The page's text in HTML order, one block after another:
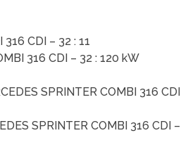
CDI – 32 : 11
316 CDI – 32 : 120 kW
SPRINTER COMBI 316 CDI
SPRINTER COMBI 316 CDI –